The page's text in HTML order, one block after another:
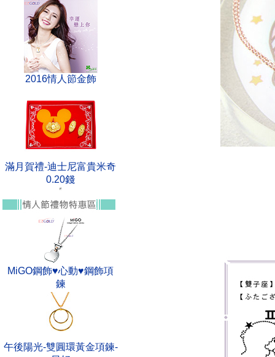
2016情人節金飾
滿月賀禮-迪士尼富貴米奇
0.20錢
MiGO鋼飾♥心動♥鋼飾項
鍊
午後陽光-雙圓環黃金項鍊-